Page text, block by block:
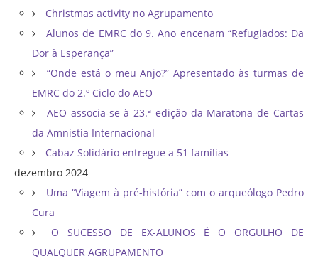
Christmas activity no Agrupamento
Alunos de EMRC do 9. Ano encenam “Refugiados: Da
Dor à Esperança”
“Onde está o meu Anjo?” Apresentado às turmas de
EMRC do 2.º Ciclo do AEO
AEO associa-se à 23.ª edição da Maratona de Cartas
da Amnistia Internacional
Cabaz Solidário entregue a 51 famílias
dezembro 2024
Uma “Viagem à pré-história” com o arqueólogo Pedro
Cura
O SUCESSO DE EX-ALUNOS É O ORGULHO DE
QUALQUER AGRUPAMENTO